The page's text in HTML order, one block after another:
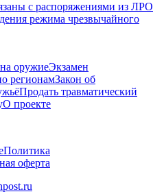
с распоряжениями из ЛРО
режима чрезвычайного
оружиеЭкзамен
регионамЗакон об
Продать травматический
О проекте
Политика
оферта